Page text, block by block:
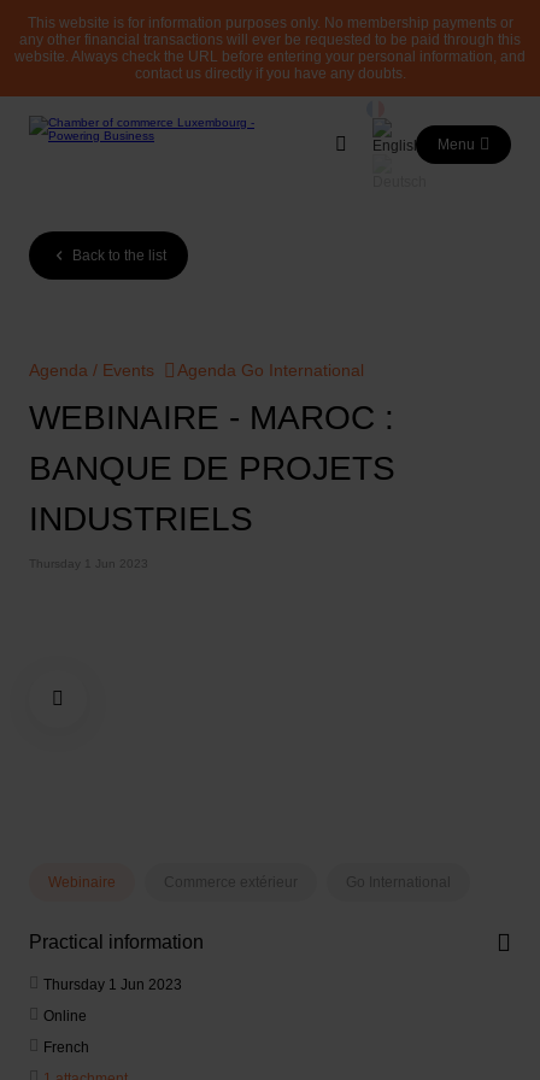
This website is for information purposes only. No membership payments or
any other financial transactions will ever be requested to be paid through this
website. Always check the URL before entering your personal information, and
contact us directly if you have any doubts.
Menu
Back to the list
Agenda / Events Agenda Go International
WEBINAIRE - MAROC :
BANQUE DE PROJETS
INDUSTRIELS
Thursday 1 Jun 2023
Webinaire Commerce extérieur Go International
Practical information
Thursday 1 Jun 2023
Online
French